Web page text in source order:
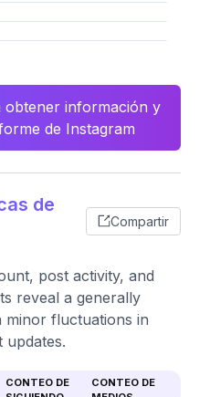
información y
de Instagram
de
Compartir
post activity, and
reveal a generally
minor fluctuations in
updates.
CONTEO DE
CONTEO DE